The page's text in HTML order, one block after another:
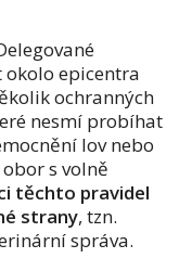
epicentra
ochranných
nesmí probíhat
lov nebo
s volně
těchto pravidel
strany, tzn.
správa.